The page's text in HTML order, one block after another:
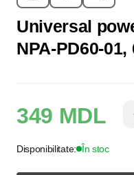
Universal
NPA-PD60-01,
349 MDL
Disponibilitate: În stoc